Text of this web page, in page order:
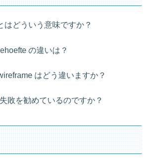
はどういう意味ですか？
の違いは？
はどう違いますか？
敗を勧めているのですか？